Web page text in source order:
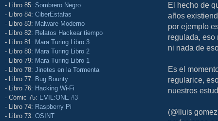
- Libro 85: Sombrero Negro
- Libro 84: CiberEstafas
- Libro 83: Malware Moderno
- Libro 82: Relatos Hackear tiempo
- Libro 81: Mara Turing Libro 3
- Libro 80: Mara Turing Libro 2
- Libro 79: Mara Turing Libro 1
- Libro 78: Jinetes en la Tormenta
- Libro 77: Bug Bounty
- Libro 76: Hacking Wi-Fi
- Cómic 75: EVIL:ONE #3
- Libro 74: Raspberry Pi
- Libro 73: OSINT
El hecho de
años
por ejemplo
regulada, eso
ni nada de
Es el
regularice,
nuestros
(@lluis